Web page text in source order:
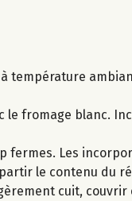
à température
le fromage blanc.
fermes. Les
le contenu du
cuit,